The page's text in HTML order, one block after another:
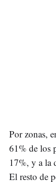
Por zonas,
61% de los
17%, y a la
El resto de